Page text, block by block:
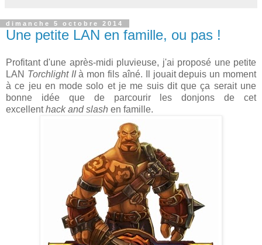
dimanche 5 octobre 2014
Une petite LAN en famille, ou pas !
Profitant d'une après-midi pluvieuse, j'ai proposé une petite
LAN Torchlight IIà mon fils aîné. Il jouait depuis un moment
à ce jeu en mode solo et je me suis dit que ça serait une
bonne idée que de parcourir les donjons de cet
excellenthack and slash en famille.